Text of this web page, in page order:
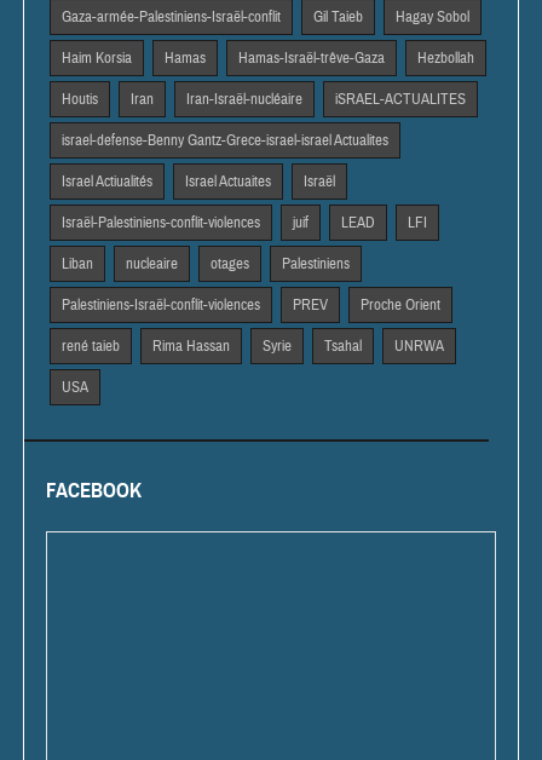
Gaza-armée-Palestiniens-Israël-conflit Gil Taieb Hagay Sobol
Haim Korsia Hamas Hamas-Israël-trêve-Gaza Hezbollah
Houtis Iran Iran-Israël-nucléaire iSRAEL-ACTUALITES
israel-defense-Benny Gantz-Grece-israel-israel Actualites
Israel Actiualités Israel Actuaites Israël
Israël-Palestiniens-conflit-violences juif LEAD LFI
Liban nucleaire otages Palestiniens
Palestiniens-Israël-conflit-violences PREV Proche Orient
rené taieb Rima Hassan Syrie Tsahal UNRWA
USA
FACEBOOK